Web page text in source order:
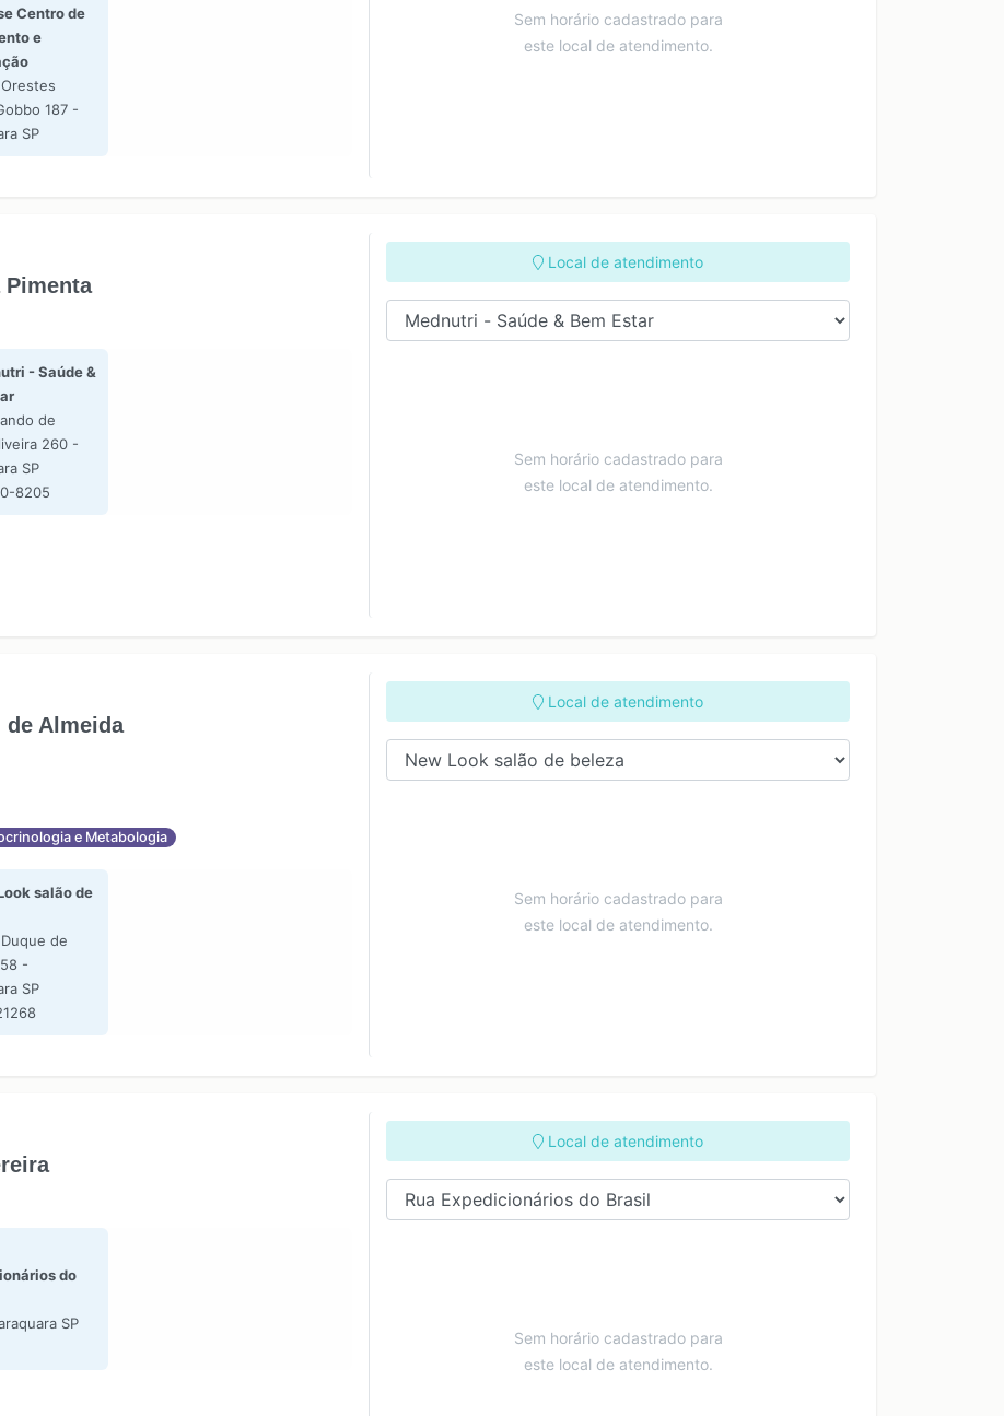
Centro de
e
187 -
SP
Sem horário cadastrado para
este local de atendimento.
- Saúde &
de
260 -
SP
8205
Local de atendimento
Sem horário cadastrado para
este local de atendimento.
Almeida
e Metabologia
salão de
de
-
SP
Local de atendimento
Sem horário cadastrado para
este local de atendimento.
do
SP
Local de atendimento
Sem horário cadastrado para
este local de atendimento.